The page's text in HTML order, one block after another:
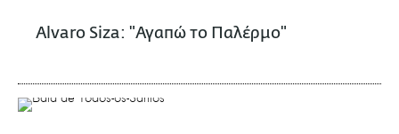
Alvaro Siza: "Αγαπώ το Παλέρμο"